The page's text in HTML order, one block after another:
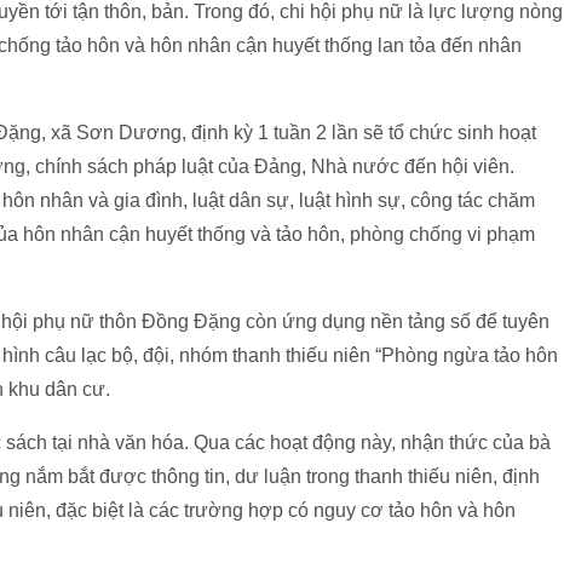
tới tận thôn, bản. Trong đó, chi hội phụ nữ là lực lượng nòng
tảo hôn và hôn nhân cận huyết thống lan tỏa đến nhân
xã Sơn Dương, định kỳ 1 tuần 2 lần sẽ tổ chức sinh hoạt
chính sách pháp luật của Đảng, Nhà nước đến hội viên.
nhân và gia đình, luật dân sự, luật hình sự, công tác chăm
hôn nhân cận huyết thống và tảo hôn, phòng chống vi phạm
phụ nữ thôn Đồng Đặng còn ứng dụng nền tảng số để tuyên
câu lạc bộ, đội, nhóm thanh thiếu niên “Phòng ngừa tảo hôn
khu dân cư.
tại nhà văn hóa. Qua các hoạt động này, nhận thức của bà
nắm bắt được thông tin, dư luận trong thanh thiếu niên, định
đặc biệt là các trường hợp có nguy cơ tảo hôn và hôn